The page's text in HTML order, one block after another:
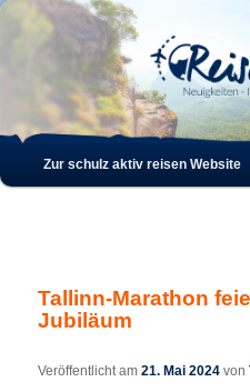
Hauptmenü
Zum
Zum
wechseln
Zur schulz aktiv reisen Website
Tallinn-Marathon
Jubiläum
Veröffentlicht am21. Mai 2024 von